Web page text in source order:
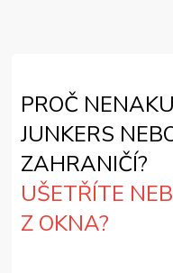
PROČ
JUNKERS
ZAHRANIČÍ?
UŠETŘÍTE
Z OKNA?